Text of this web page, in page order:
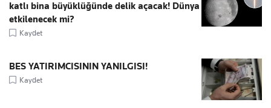
katlı bina büyüklüğünde delik açacak! Dünya
etkilenecek mi?
Kaydet
BES YATIRIMCISININ YANILGISI!
Kaydet